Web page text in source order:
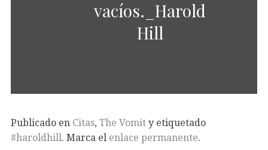
vacíos._Harold
Hill
Publicado en Citas, The Vomit y etiquetado
#haroldhill. Marca el enlace permanente.